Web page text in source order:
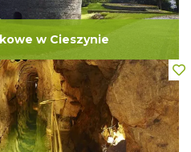
w Cieszynie